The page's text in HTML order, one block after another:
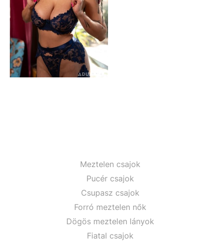
Meztelen csajok
Pucér csajok
Csupasz csajok
Forró meztelen nők
Dögös meztelen lányok
Fiatal csajok